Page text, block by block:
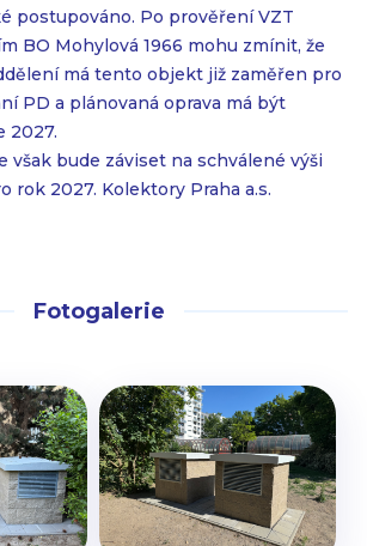
postupováno. Po prověření VZT
BO Mohylová 1966 mohu zmínit, že
má tento objekt již zaměřen pro
PD a plánovaná oprava má být
2027.
však bude záviset na schválené výši
rok 2027. Kolektory Praha a.s.
Fotogalerie